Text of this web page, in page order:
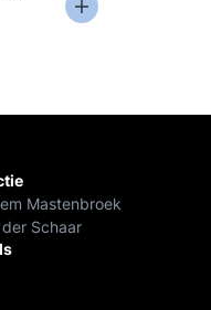
Mastenbroek
Schaar